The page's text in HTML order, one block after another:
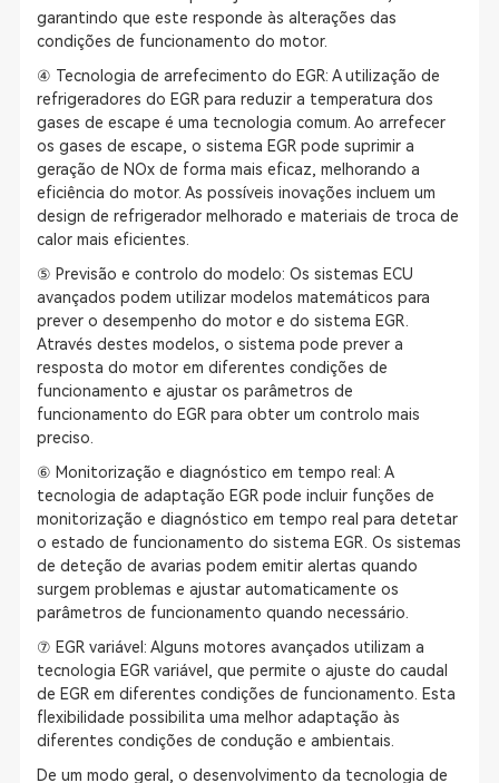
garantindo que este responde às alterações das
condições de funcionamento do motor.
④ Tecnologia de arrefecimento do EGR: A utilização de
refrigeradores do EGR para reduzir a temperatura dos
gases de escape é uma tecnologia comum. Ao arrefecer
os gases de escape, o sistema EGR pode suprimir a
geração de NOx de forma mais eficaz, melhorando a
eficiência do motor. As possíveis inovações incluem um
design de refrigerador melhorado e materiais de troca de
calor mais eficientes.
⑤ Previsão e controlo do modelo: Os sistemas ECU
avançados podem utilizar modelos matemáticos para
prever o desempenho do motor e do sistema EGR.
Através destes modelos, o sistema pode prever a
resposta do motor em diferentes condições de
funcionamento e ajustar os parâmetros de
funcionamento do EGR para obter um controlo mais
preciso.
⑥ Monitorização e diagnóstico em tempo real: A
tecnologia de adaptação EGR pode incluir funções de
monitorização e diagnóstico em tempo real para detetar
o estado de funcionamento do sistema EGR. Os sistemas
de deteção de avarias podem emitir alertas quando
surgem problemas e ajustar automaticamente os
parâmetros de funcionamento quando necessário.
⑦ EGR variável: Alguns motores avançados utilizam a
tecnologia EGR variável, que permite o ajuste do caudal
de EGR em diferentes condições de funcionamento. Esta
flexibilidade possibilita uma melhor adaptação às
diferentes condições de condução e ambientais.
De um modo geral, o desenvolvimento da tecnologia de